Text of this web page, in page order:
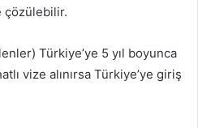
çözülebilir.
Türkiye’ye 5 yıl boyunca
vize alınırsa Türkiye’ye giriş